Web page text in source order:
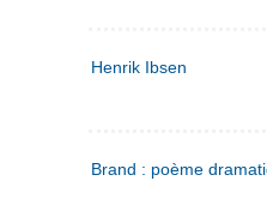
Henrik Ibsen
Brand : poème